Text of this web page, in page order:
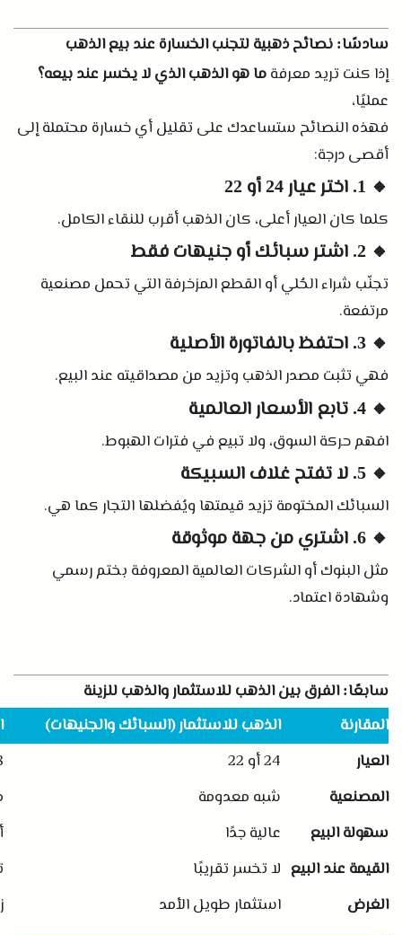
سادسًا: نصائح ذهبية لتجنب الخسارة عند بيع الذهب
إذا كنت تريد معرفةما هو الذهب الذي لا يخسر عند بيعه؟
عمليًا،
فهذه النصائح ستساعدك على تقليل أي خسارة محتملة إلى
أقصى درجة:
🔸
1. اختر عيار 24 أو 22
كلما كان العيار أعلى، كان الذهب أقرب للنقاء الكامل.
🔸
2. اشتر سبائك أو جنيهات فقط
تجنّب شراء الحُلي أو القطع المزخرفة التي تحمل مصنعية
مرتفعة.
🔸
3. احتفظ بالفاتورة الأصلية
فهي تثبت مصدر الذهب وتزيد من مصداقيته عند البيع.
🔸
4. تابع الأسعار العالمية
افهم حركة السوق، ولا تبيع في فترات الهبوط.
🔸
5. لا تفتح غلاف السبيكة
السبائك المختومة تزيد قيمتها ويُفضلها التجار كما هي.
🔸
6. اشتري من جهة موثوقة
مثل البنوك أو الشركات العالمية المعروفة بختم رسمي
وشهادة اعتماد.
سابعًا:الفرق بين الذهب للاستثمار والذهب للزينة
المقارنة
الذهب للاستثمار(السبائك والجنيهات)
العيار
24أو 22
المصنعية
شبه معدومة
سهولة البيع
عالية جدًا
القيمة عند البيع لا تخسر تقريبًا
الغرض
استثمار طويل الأمد